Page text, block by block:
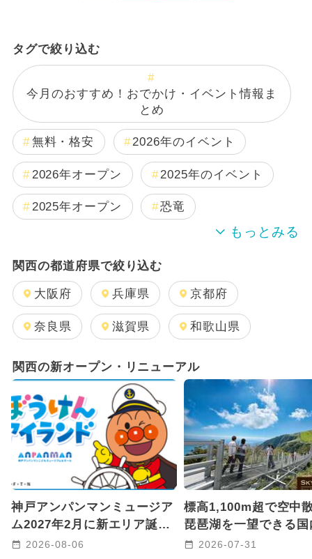
タグで絞り込む
今月のおすすめ！おでかけ・イベント情報ま
とめ
無料・格安 2026年のイベント
2026年オープン 2025年のイベント
2025年オープン 恐竜
2024年のイベント
週末イベント関西パック 夏休み
日帰り 雨の日OK
2026年1月のイベント
2025年12月のイベント
2025年11月のイベント
2024年12月のイベント
2024年5月のイベント
2024年7月のイベント
関西の都道府県で絞り込む
大阪府 兵庫県 京都府
奈良県 滋賀県 和歌山県
関西の新オープン・リニューアル
神戸アンパンマンミュージア
ム2027年2月に新エリア誕生
へ 海と冒険がテーマ！
2026-08-06
標高1,100m超で空中
琵琶湖を一望できる国
220mの絶景吊り橋が
2026-07-31